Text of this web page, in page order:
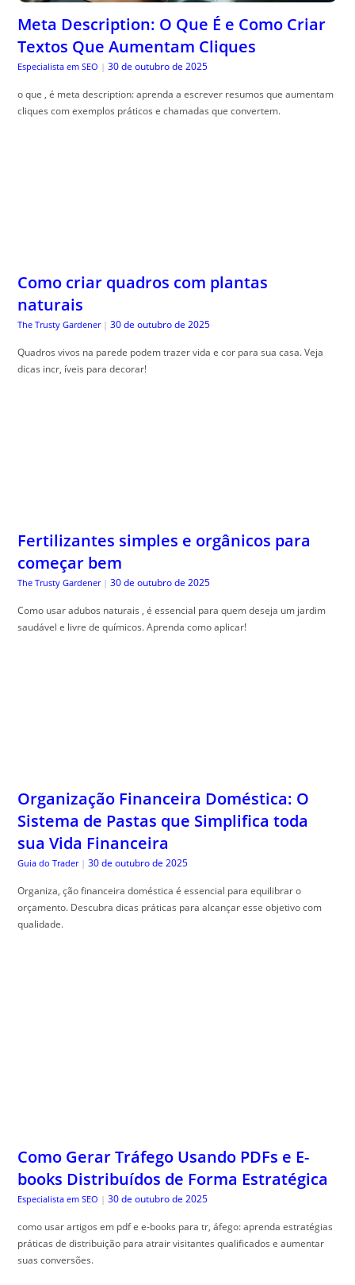
Meta Description: O Que É e Como Criar
Textos Que Aumentam Cliques
Especialista em SEO | 30 de outubro de 2025
o que , é meta description: aprenda a escrever resumos que aumentam
cliques com exemplos práticos e chamadas que convertem.
Como criar quadros com plantas
naturais
The Trusty Gardener | 30 de outubro de 2025
Quadros vivos na parede podem trazer vida e cor para sua casa. Veja
dicas incr, íveis para decorar!
Fertilizantes simples e orgânicos para
começar bem
The Trusty Gardener | 30 de outubro de 2025
Como usar adubos naturais , é essencial para quem deseja um jardim
saudável e livre de químicos. Aprenda como aplicar!
Organização Financeira Doméstica: O
Sistema de Pastas que Simplifica toda
sua Vida Financeira
Guia do Trader | 30 de outubro de 2025
Organiza, ção financeira doméstica é essencial para equilibrar o
orçamento. Descubra dicas práticas para alcançar esse objetivo com
qualidade.
Como Gerar Tráfego Usando PDFs e E-
books Distribuídos de Forma Estratégica
Especialista em SEO | 30 de outubro de 2025
como usar artigos em pdf e e-books para tr, áfego: aprenda estratégias
práticas de distribuição para atrair visitantes qualificados e aumentar
suas conversões.